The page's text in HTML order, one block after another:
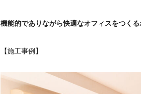
機能的でありながら快適なオフィスをつく
【施工事例】